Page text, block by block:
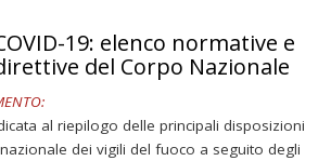
19: elenco normative e
del Corpo Nazionale
al riepilogo delle principali disposizioni
dei vigili del fuoco a seguito degli